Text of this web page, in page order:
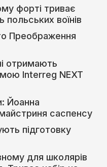
форті триває
воїнів
Преображення
отримають
Interreg NEXT
Йоанна
саспенсу
підготовку
для школярів